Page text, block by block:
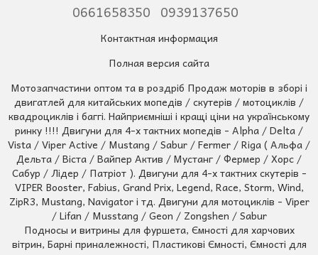
0661658350 0939137650
Контактная информация
Полная версия сайта
Мотозапчастини оптом та в роздріб Продаж моторів в зборі і
двигатлей для китайських мопедів / скутерів / мотоциклів /
квадроциклів і баггі. Найприємніші і кращі ціни на українському
ринку !!!! Двигуни для 4-х тактних мопедів - Alpha / Delta /
Vista / Viper Active / Mustang / Sabur / Fermer / Riga ( Альфа /
Дельта / Віста / Вайпер Актив / Мустанг / Фермер / Хорс /
Сабур / Лідер / Патріот ). Двигуни для 4-х тактних скутерів -
VIPER Booster, Fabius, Grand Prix, Legend, Race, Storm, Wind,
ZipR3, Mustang, Navigator і тд. Двигуни для мотоциклів - Viper
/ Lifan / Musstang / Geon / Zongshen / Sabur
Подносы и витрины для фуршета, Ємності для харчових
вітрин, Барні приналежності, Пластикові Ємності, Ємності для